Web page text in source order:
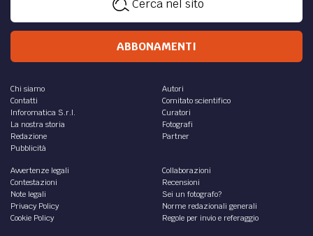
Cerca nel sito
ABBONAMENTI
Chi siamo
Contatti
Inforomatica S.r.l.
La nostra storia
Redazione
Pubblicità
Autori
Comitato scientifico
Curatori
Fotografi
Partner
Avvertenze legali
Contestazioni
Note legali
Privacy Policy
Cookie Policy
Collaborazioni
Recensioni
Sei un fotografo?
Norme redazionali generali
Regole per invio e referaggio